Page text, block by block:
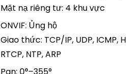
Mặt nạ riêng tư: 4 khu vực
ONVIF: Ủng hộ
Giao thức: TCP/IP, UDP, ICMP,
RTCP, NTP, ARP
Pan: 0°–355°